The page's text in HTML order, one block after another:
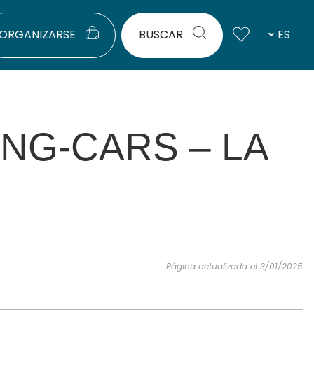
BUSCAR ES
CARS – LA
Página actualizada el 3/01/2025